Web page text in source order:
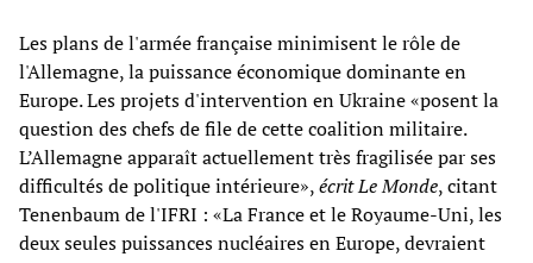
Les plans de l'armée française minimisent le rôle de
l'Allemagne, la puissance économique dominante en
Europe. Les projets d'intervention en Ukraine «posent la
question des chefs de file de cette coalition militaire.
L’Allemagne apparaît actuellement très fragilisée par ses
difficultés de politique intérieure»,écrit Le Monde, citant
Tenenbaum de l'IFRI : «La France et le Royaume-Uni, les
deux seules puissances nucléaires en Europe, devraient